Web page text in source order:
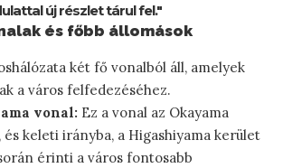
új részlet tárul fel."
és főbb állomások
két fő vonalból áll, amelyek
a város felfedezéséhez.
vonal: Ez a vonal az Okayama
keleti irányba, a Higashiyama kerület
érinti a város fontosabb